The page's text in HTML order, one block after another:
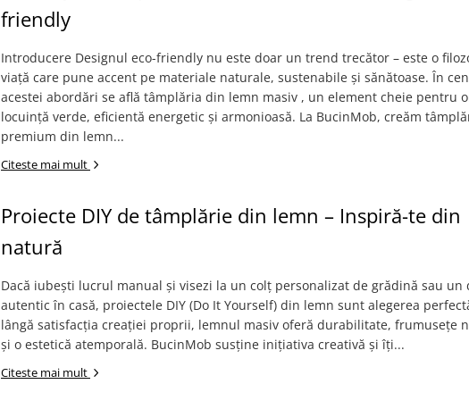
friendly
Introducere Designul eco-friendly nu este doar un trend trecător – este o
viață care pune accent pe materiale naturale, sustenabile și sănătoase. În
acestei abordări se află tâmplăria din lemn masiv , un element cheie pentru
locuință verde, eficientă energetic și armonioasă. La BucinMob, creăm
premium din lemn...
Citeste mai mult
Proiecte DIY de tâmplărie din lemn – Inspiră-te din
natură
Dacă iubești lucrul manual și visezi la un colț personalizat de grădină sau un
autentic în casă, proiectele DIY (Do It Yourself) din lemn sunt alegerea
lângă satisfacția creației proprii, lemnul masiv oferă durabilitate, frumusețe
și o estetică atemporală. BucinMob susține inițiativa creativă și îți...
Citeste mai mult